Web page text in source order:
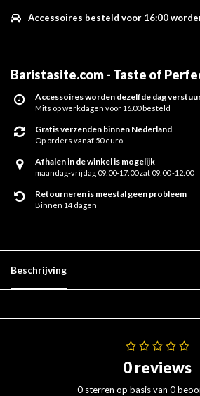
Accessoires besteld voor 16:00
Baristasite.com - Taste of
Accessoires worden dezelfde dag
Mits op werkdagen voor 16.00 besteld
Gratis verzenden binnen Nederland
Op orders vanaf 50 euro
Afhalen in de winkel is mogelijk
maandag-vrijdag 09:00-17:00 zat 09:00 -12:00
Retourneren is meestal geen probleem
Binnen 14 dagen
Beschrijving
0 reviews
0 sterren op basis van 0